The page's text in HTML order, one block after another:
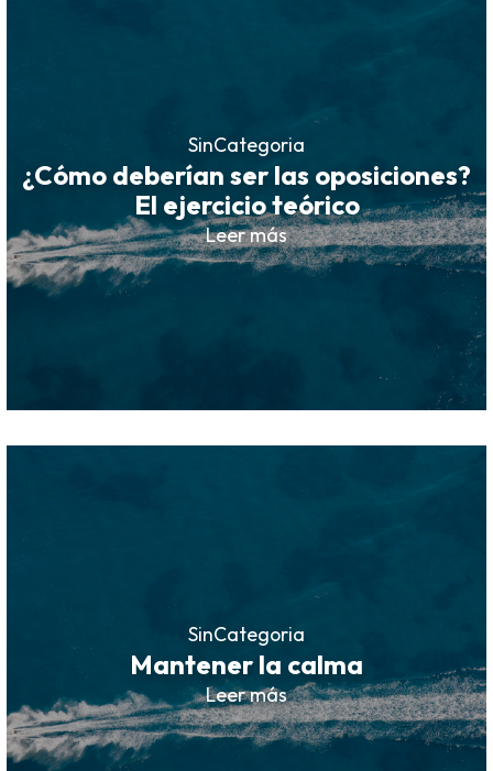
SinCategoria
¿Cómo deberían ser las oposiciones?
El ejercicio teórico
Leer más
SinCategoria
Mantener la calma
Leer más